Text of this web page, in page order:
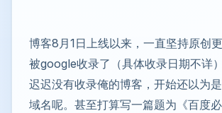
博客8月1日上线以来，一直坚持原创
被google收录了（具体收录日期不详
迟迟没有收录俺的博客，开始还以为
域名呢。甚至打算写一篇题为《百度